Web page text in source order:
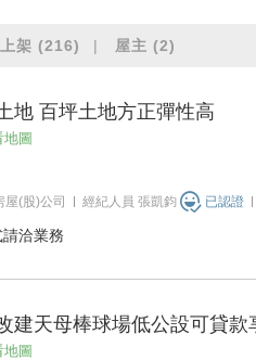
架 (216) 屋主 (2)
地 百坪土地方正彈性高
地圖
屋(股)公司 經紀人員 張凱鈞 已認證
洽業務
建天母棒球場低公設可貸款
地圖